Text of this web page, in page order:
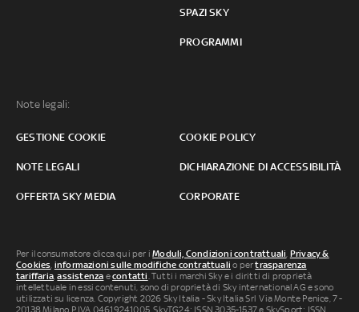
SPAZI SKY
PROGRAMMI
Note legali:
GESTIONE COOKIE COOKIE POLICY
NOTE LEGALI DICHIARAZIONE DI ACCESSIBILITÀ
OFFERTA SKY MEDIA CORPORATE
Per il consumatore clicca qui per iModuli, Condizioni contrattuali, Privacy &
Cookies, informazioni sulle modifiche contrattuali o pertrasparenza
tariffaria,assistenza econtatti. Tutti i marchi Sky e i diritti di proprietà
intellettuale in essi contenuti, sono di proprietà di Sky international AG e sono
utilizzati su licenza. Copyright 2026 Sky Italia - Sky Italia Srl Via Monte Penice, 7 -